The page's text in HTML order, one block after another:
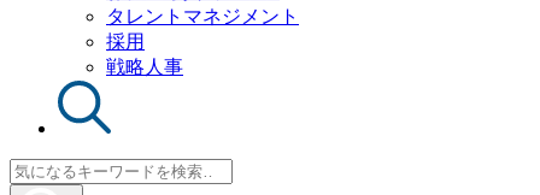
タレントマネジメント
採用
戦略人事